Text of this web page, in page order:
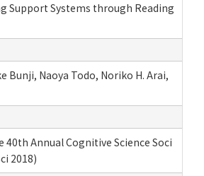
Support Systems through Reading
Bunji, Naoya Todo, Noriko H. Arai,
40th Annual Cognitive Science Soci
2018)